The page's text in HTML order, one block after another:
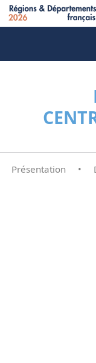
Présentation •